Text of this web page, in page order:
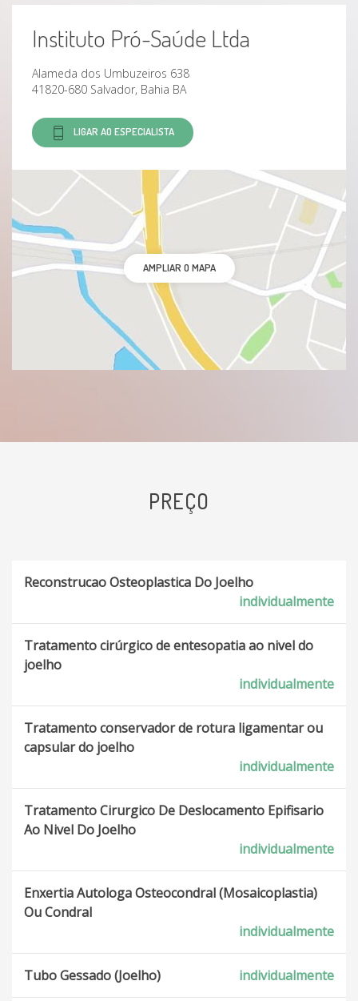
Instituto Pró-Saúde Ltda
Alameda dos Umbuzeiros 638
41820-680 Salvador, Bahia BA
LIGAR AO ESPECIALISTA
AMPLIAR O MAPA
PREÇO
Reconstrucao Osteoplastica Do Joelho
individualmente
Tratamento cirúrgico de entesopatia ao nivel do
joelho
individualmente
Tratamento conservador de rotura ligamentar ou
capsular do joelho
individualmente
Tratamento Cirurgico De Deslocamento Epifisario
Ao Nivel Do Joelho
individualmente
Enxertia Autologa Osteocondral (Mosaicoplastia)
Ou Condral
individualmente
Tubo Gessado (Joelho) individualmente